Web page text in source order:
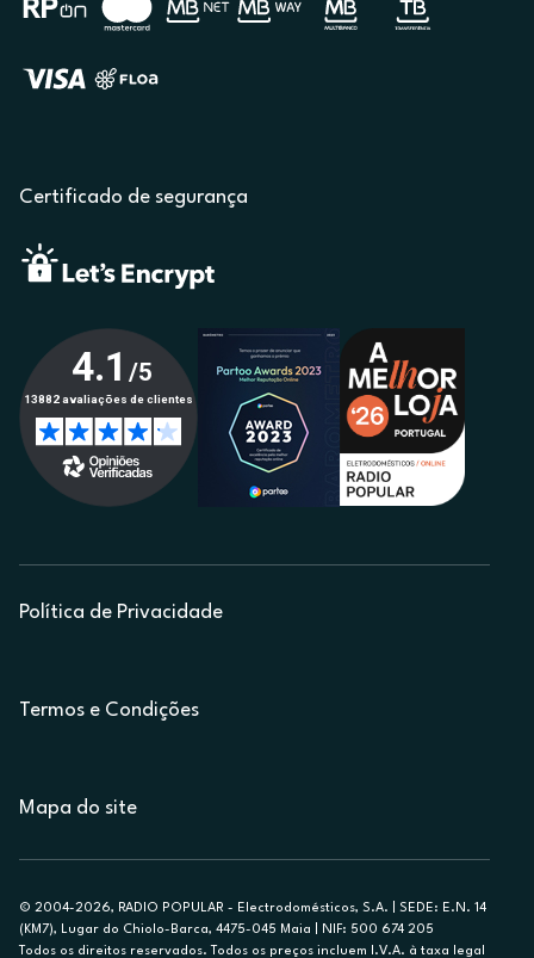
Certificado de segurança
Política de Privacidade
Termos e Condições
Mapa do site
© 2004-2026, RADIO POPULAR - Electrodomésticos, S.A. | SEDE: E.N. 14
(KM7), Lugar do Chiolo-Barca, 4475-045 Maia | NIF: 500 674 205
Todos os direitos reservados. Todos os preços incluem I.V.A. à taxa legal